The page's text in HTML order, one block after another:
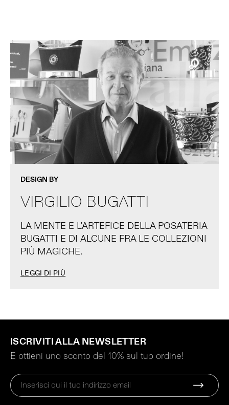
DESIGN BY
VIRGILIO BUGATTI
LA MENTE E L'ARTEFICE DELLA POSATERIA
BUGATTI E DI ALCUNE FRA LE COLLEZIONI
PIÙ MAGICHE.
LEGGI DI PIÙ
ISCRIVITI ALLA NEWSLETTER
E ottieni uno sconto del 10% sul tuo ordine!